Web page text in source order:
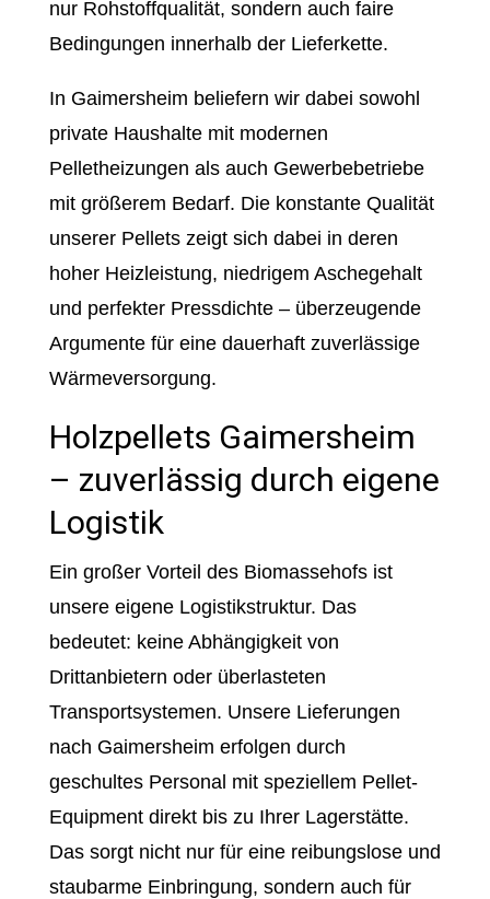
nur Rohstoffqualität, sondern auch faire
Bedingungen innerhalb der Lieferkette.
In Gaimersheim beliefern wir dabei sowohl
private Haushalte mit modernen
Pelletheizungen als auch Gewerbebetriebe
mit größerem Bedarf. Die konstante Qualität
unserer Pellets zeigt sich dabei in deren
hoher Heizleistung, niedrigem Aschegehalt
und perfekter Pressdichte – überzeugende
Argumente für eine dauerhaft zuverlässige
Wärmeversorgung.
Holzpellets Gaimersheim
– zuverlässig durch eigene
Logistik
Ein großer Vorteil des Biomassehofs ist
unsere eigene Logistikstruktur. Das
bedeutet: keine Abhängigkeit von
Drittanbietern oder überlasteten
Transportsystemen. Unsere Lieferungen
nach Gaimersheim erfolgen durch
geschultes Personal mit speziellem Pellet-
Equipment direkt bis zu Ihrer Lagerstätte.
Das sorgt nicht nur für eine reibungslose und
staubarme Einbringung, sondern auch für